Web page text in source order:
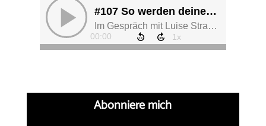
Abonniere mich